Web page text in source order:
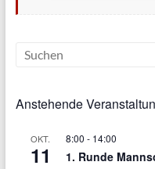
Anstehende
OKT.
11
8:00 - 14:00
1. Runde